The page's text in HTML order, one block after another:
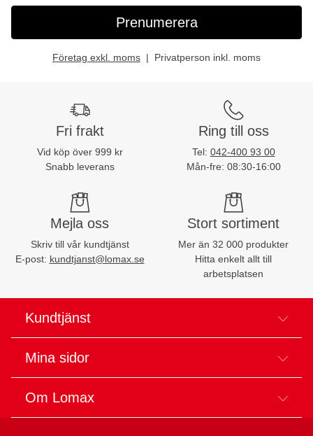
Prenumerera
Företag exkl. moms Privatperson inkl. moms
Fri frakt
Vid köp över 999 kr
Snabb leverans
Ring till oss
Tel: 042-400 93 00
Mån-fre: 08:30-16:00
Mejla oss
Skriv till vår kundtjänst
E-post: kundtjanst@lomax.se
Stort sortiment
Mer än 32 000 produkter
Hitta enkelt allt till
arbetsplatsen
Kundtjänst
Mina sidor
Om Lomax